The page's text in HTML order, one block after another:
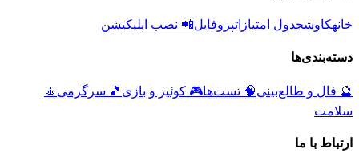
خانهکاوشجدول امتیازاتپروفایل📲 نصب اپلیکیشن
دسته‌بندی‌ها
🔮 فال و طالع‌بینی🧠 تست‌ها🎮 کوئیز و بازی 🎵 سرگرمی 🧘
سلامت
ارتباط با ما